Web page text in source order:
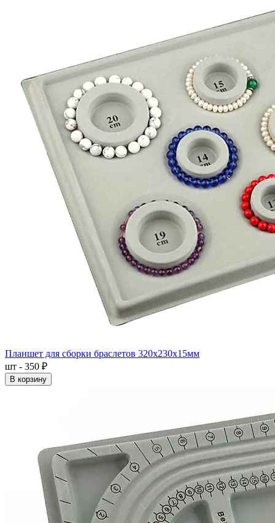
Планшет для сборки браслетов 320x230x15мм
шт - 350 ₽
В корзину